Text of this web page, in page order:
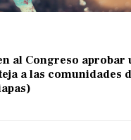
al Congreso aprobar
a las comunidades